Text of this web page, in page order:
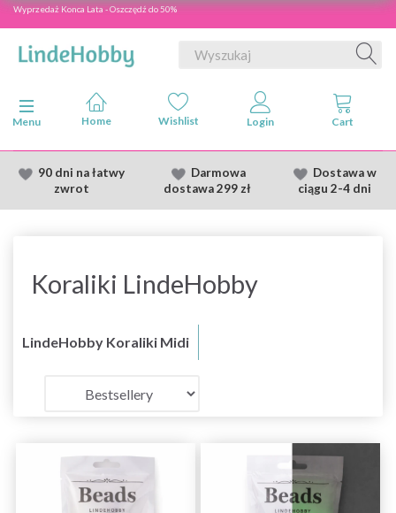
Wyprzedaż Konca Lata - Oszczędź do 50%
Przełącz nawigację
Menu
90 dni na łatwy
zwrot
Darmowa
dostawa299 zł
Dostawaw
ciągu 2-4 dni
Koraliki LindeHobby
LindeHobby Koraliki Midi